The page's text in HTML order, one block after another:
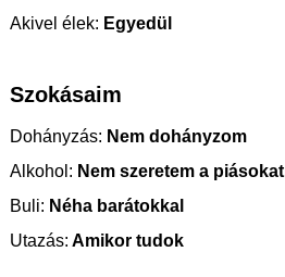
Akivel élek: Egyedül
Szokásaim
Dohányzás: Nem dohányzom
Alkohol: Nem szeretem a piásokat
Buli: Néha barátokkal
Utazás: Amikor tudok